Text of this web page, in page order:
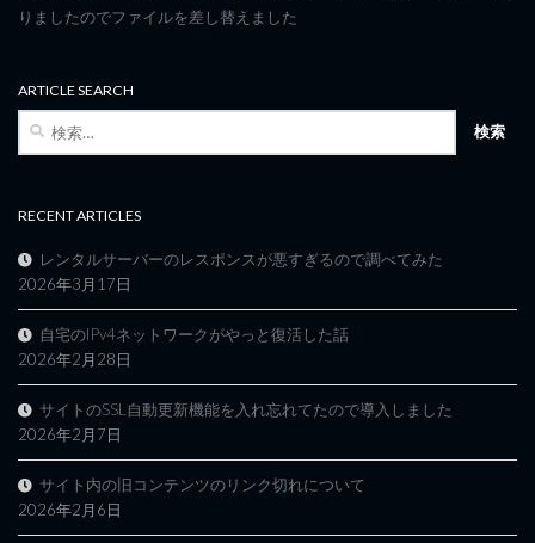
りましたのでファイルを差し替えました
ARTICLE SEARCH
RECENT ARTICLES
レンタルサーバーのレスポンスが悪すぎるので調べてみた
2026年3月17日
自宅のIPv4ネットワークがやっと復活した話
2026年2月28日
サイトのSSL自動更新機能を入れ忘れてたので導入しました
2026年2月7日
サイト内の旧コンテンツのリンク切れについて
2026年2月6日